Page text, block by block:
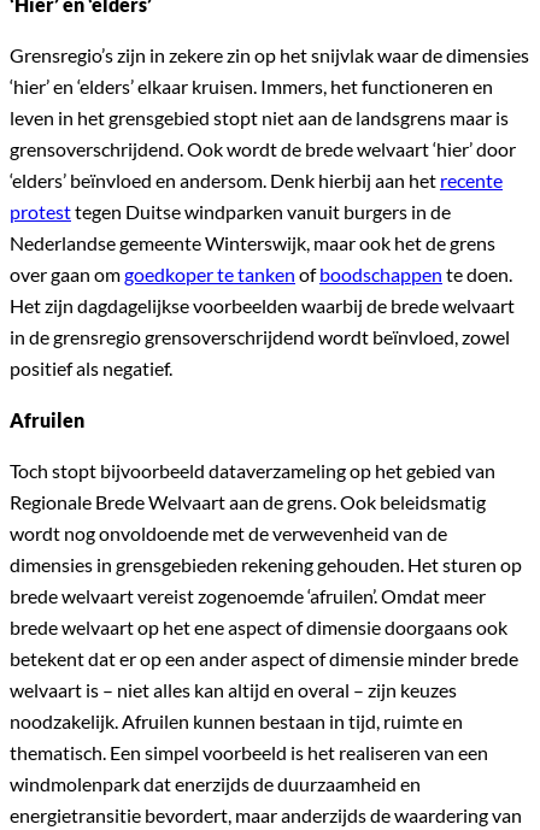
Grensregio’s zijn in zekere zin op het snijvlak waar de dimensies
‘hier’ en ‘elders’ elkaar kruisen. Immers, het functioneren en
leven in het grensgebied stopt niet aan de landsgrens maar is
grensoverschrijdend. Ook wordt de brede welvaart ‘hier’ door
‘elders’ beïnvloed en andersom. Denk hierbij aan het recente
protesttegen Duitse windparken vanuit burgers in de
Nederlandse gemeente Winterswijk, maar ook het de grens
over gaan omgoedkoper te tanken ofboodschappen te doen.
Het zijn dagdagelijkse voorbeelden waarbij de brede welvaart
in de grensregio grensoverschrijdend wordt beïnvloed, zowel
positief als negatief.
Afruilen
Toch stopt bijvoorbeeld dataverzameling op het gebied van
Regionale Brede Welvaart aan de grens. Ook beleidsmatig
wordt nog onvoldoende met de verwevenheid van de
dimensies in grensgebieden rekening gehouden. Het sturen op
brede welvaart vereist zogenoemde ‘afruilen’. Omdat meer
brede welvaart op het ene aspect of dimensie doorgaans ook
betekent dat er op een ander aspect of dimensie minder brede
welvaart is – niet alles kan altijd en overal – zijn keuzes
noodzakelijk. Afruilen kunnen bestaan in tijd, ruimte en
thematisch. Een simpel voorbeeld is het realiseren van een
windmolenpark dat enerzijds de duurzaamheid en
energietransitie bevordert, maar anderzijds de waardering van